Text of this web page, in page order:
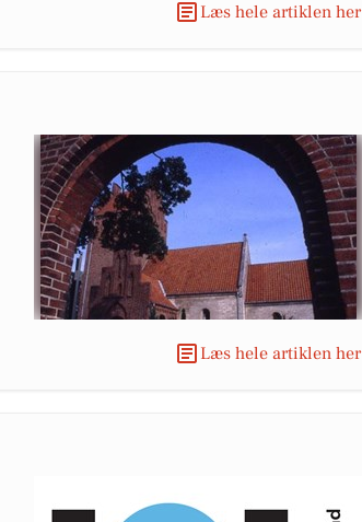
Læs hele artiklen her
Læs hele artiklen her